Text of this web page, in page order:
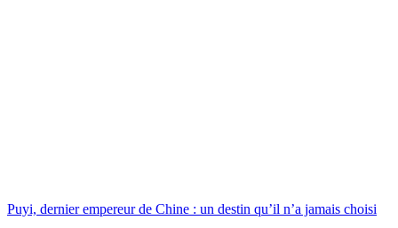
Puyi, dernier empereur de Chine : un destin qu’il n’a jamais choisi